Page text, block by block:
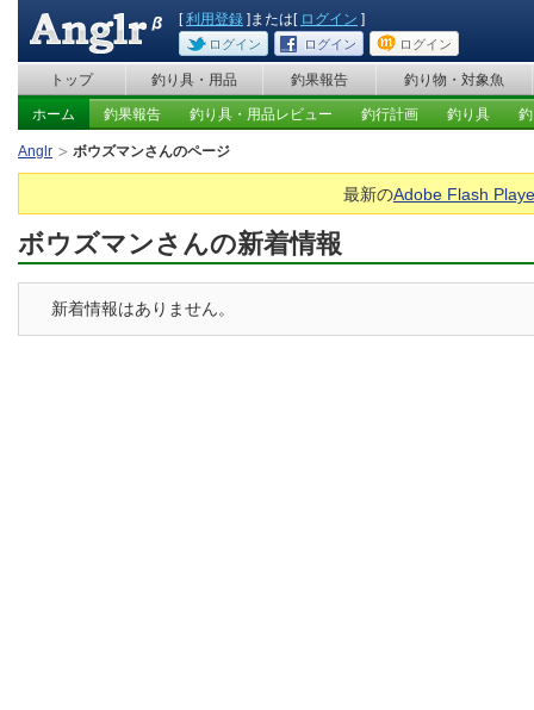
[利用登録 ]または[ ログイン ]
ログイン ログイン ログイン
トップ 釣り具・用品 釣果報告 釣り物・対象魚
ホーム 釣果報告 釣り具・用品レビュー 釣行計画 釣り具
Anglr ボウズマンさんのページ
最新のAdobe Flash
ボウズマンさんの新着情報
新着情報はありません。